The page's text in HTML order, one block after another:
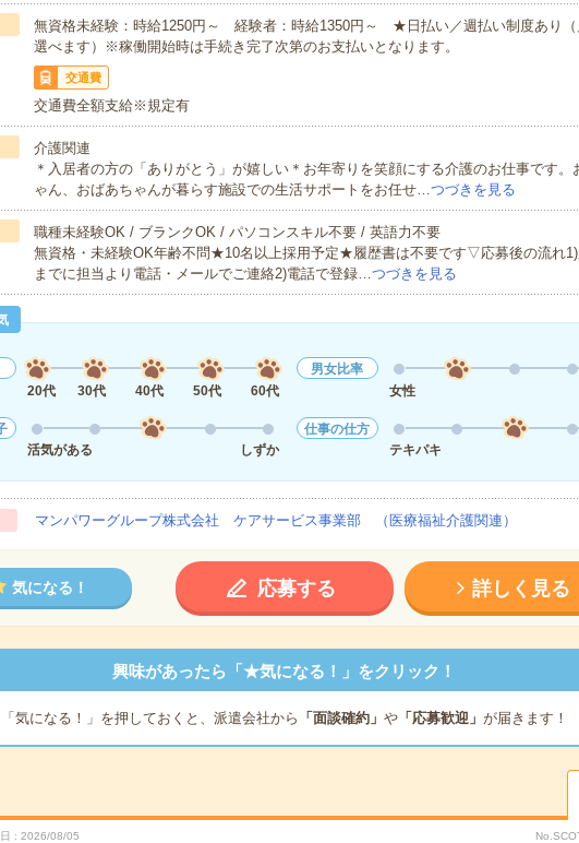
無資格未経験：時給1250円～ 経験者：時給1350円～ ★日払い／週払い制度あり（
選べます）※稼働開始時は手続き完了次第のお支払いとなります。
交通費
交通費全額支給※規定有
介護関連
＊入居者の方の「ありがとう」が嬉しい＊お年寄りを笑顔にする介護のお仕事です。
ゃん、おばあちゃんが暮らす施設での生活サポートをお任せ…つづきを見る
職種未経験OK / ブランクOK / パソコンスキル不要 / 英語力不要
無資格・未経験OK年齢不問★10名以上採用予定★履歴書は不要です▽応募後の流れ1)
までに担当より電話・メールでご連絡2)電話で登録…つづきを見る
20代
30代 40代 50代 60代
男女比率
女性
活気がある
しずか
仕事の仕方
テキパキ
マンパワーグループ株式会社 ケアサービス事業部 （医療福祉介護関連）
気になる！ 応募する 詳しく見る
興味があったら「★気になる！」をクリック！
「気になる！」を押しておくと、派遣会社から 「面談確約」 や「応募歓迎」 が届きます！
2026/08/05